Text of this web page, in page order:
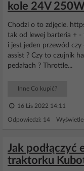
kole 24V
Chodzi o to zdjęcie.
tak od lewej barteria +
i jest jeden przewód czy
assist ? Czy to czujnik
pedałach ? Throttle...
Inne Co kupić?
16 Lis 2022 14:11
Odpowiedzi: 14
Jak podłączyć
traktorku